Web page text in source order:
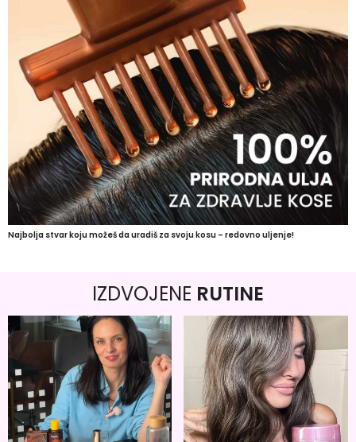
Najbolja stvar koju možeš da uradiš za svoju kosu – redovno uljenje!
IZDVOJENE RUTINE